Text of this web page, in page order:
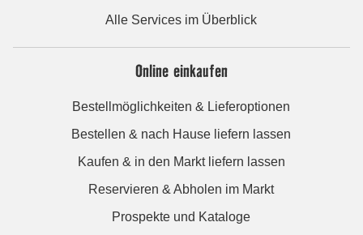
Alle Services im Überblick
Online einkaufen
Bestellmöglichkeiten & Lieferoptionen
Bestellen & nach Hause liefern lassen
Kaufen & in den Markt liefern lassen
Reservieren & Abholen im Markt
Prospekte und Kataloge